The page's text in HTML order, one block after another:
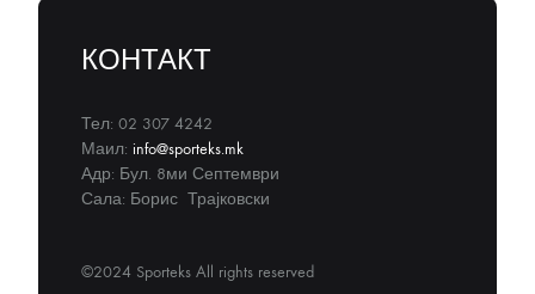
КОНТАКТ
Тел: 02 307 4242
Маил: info@sporteks.mk
Адр: Бул. 8ми Септември
Сала: Борис Трајковски
©2024 Sporteks All rights reserved